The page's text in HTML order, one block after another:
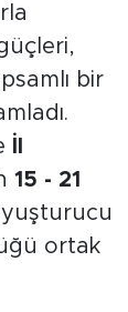
bir
15 - 21
ortak